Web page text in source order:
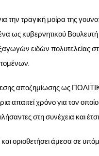
τραγική μοίρα της
κυβερνητικού
ειδών πολυτελείας
αποζημίωσης ως
απαιτεί χρόνο για τον
στη συνέχεια και
οριοθετήσει άμεσα σε